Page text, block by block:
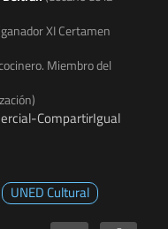
XI Certamen
Miembro del
CompartirIgual
UNED Cultural